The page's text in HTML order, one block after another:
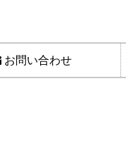
お問い合わせ